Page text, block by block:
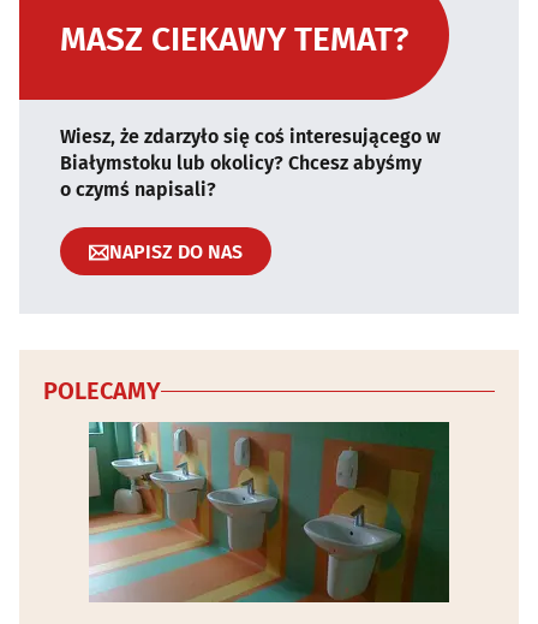
MASZ CIEKAWY TEMAT?
Wiesz, że zdarzyło się coś interesującego w
Białymstoku lub okolicy? Chcesz abyśmy
o czymś napisali?
NAPISZ DO NAS
POLECAMY